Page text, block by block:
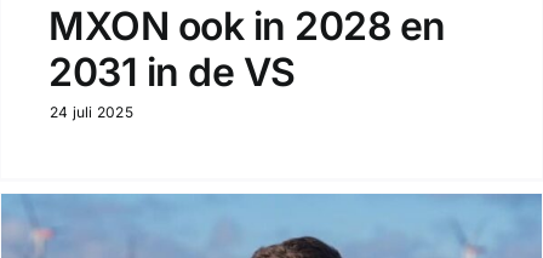
MXON ook in 2028 en
2031 in de VS
24 juli 2025